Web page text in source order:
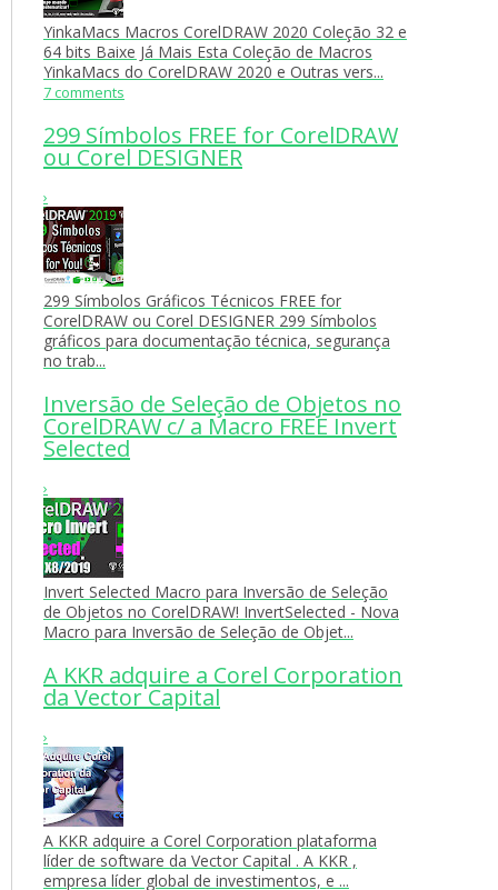
YinkaMacs Macros CorelDRAW 2020 Coleção 32 e
64 bits Baixe Já Mais Esta Coleção de Macros
YinkaMacs do CorelDRAW 2020 e Outras vers...
7 comments
299 Símbolos FREE for CorelDRAW
ou Corel DESIGNER
›
299 Símbolos Gráficos Técnicos FREE for
CorelDRAW ou Corel DESIGNER 299 Símbolos
gráficos para documentação técnica, segurança
no trab...
Inversão de Seleção de Objetos no
CorelDRAW c/ a Macro FREE Invert
Selected
›
Invert Selected Macro para Inversão de Seleção
de Objetos no CorelDRAW! InvertSelected - Nova
Macro para Inversão de Seleção de Objet...
A KKR adquire a Corel Corporation
da Vector Capital
›
A KKR adquire a Corel Corporation plataforma
líder de software da Vector Capital . A KKR ,
empresa líder global de investimentos, e ...